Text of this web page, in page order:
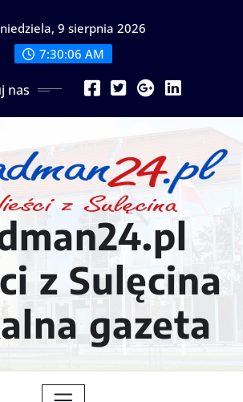
niedziela, 9 sierpnia 2026
7:30:08 AM
nas
z Sulęcina
gazeta